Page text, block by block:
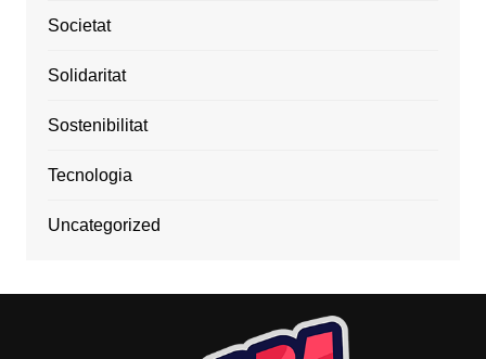
Societat
Solidaritat
Sostenibilitat
Tecnologia
Uncategorized